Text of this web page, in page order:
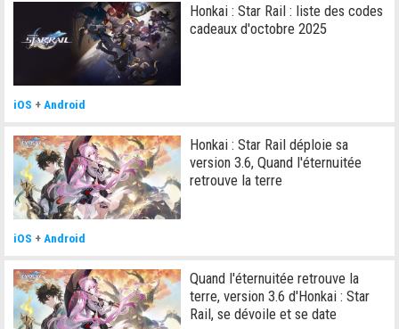
Honkai : Star Rail : liste des codes
cadeaux d'octobre 2025
iOS + Android
Honkai : Star Rail déploie sa
version 3.6, Quand l'éternuitée
retrouve la terre
iOS + Android
Quand l'éternuitée retrouve la
terre, version 3.6 d'Honkai : Star
Rail, se dévoile et se date